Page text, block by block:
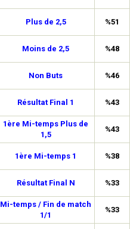
Plus de 2,5 %51
Moins de 2,5 %48
Non Buts %46
Résultat Final 1 %43
1ère Mi-temps Plus de
1,5
%43
1ère Mi-temps 1 %38
Résultat Final N %33
Mi-temps / Fin de match
1/1
%33